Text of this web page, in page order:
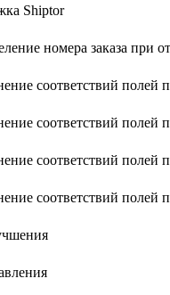
Shiptor
номера заказа при
соответствий полей
соответствий полей
соответствий полей
соответствий полей